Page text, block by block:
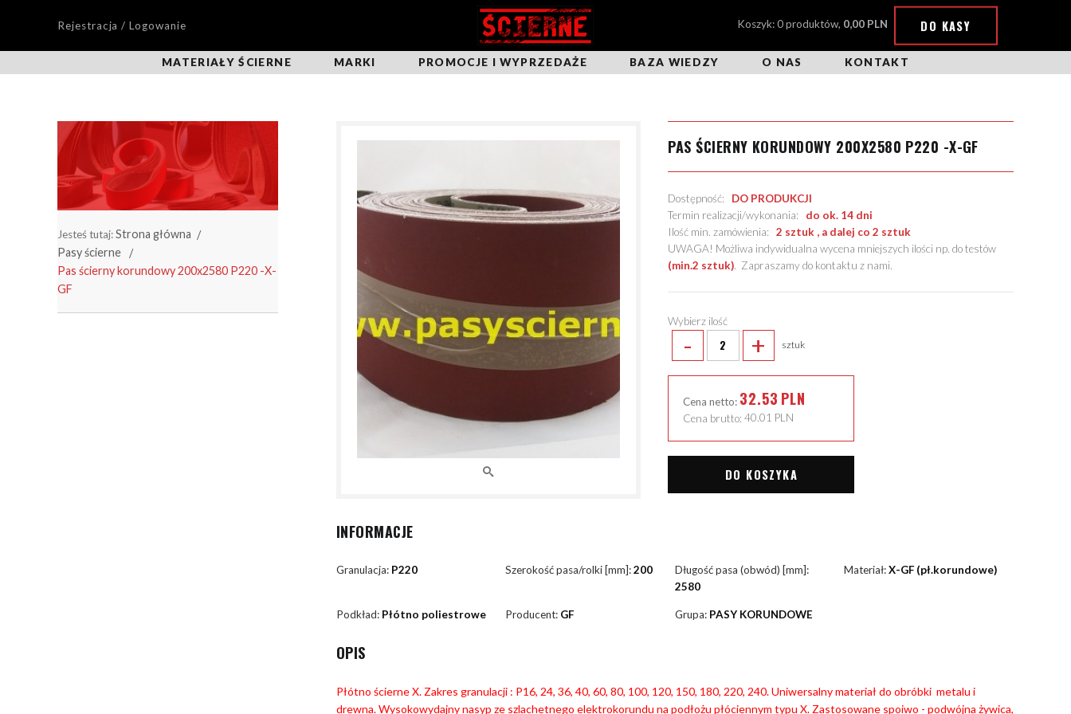
Rejestracja / Logowanie Koszyk: 0 produktów, 0,00 PLN DO KASY
MATERIAŁY ŚCIERNE MARKI PROMOCJE I WYPRZEDAŻE BAZA WIEDZY O NAS KONTAKT
Jesteś tutaj:Strona główna
Pasy ścierne
Pas ścierny korundowy 200x2580 P220 -X-
GF
PAS ŚCIERNY KORUNDOWY 200X2580 P220 -X-GF
Dostępność: DO PRODUKCJI
Termin realizacji/wykonania: do ok. 14 dni
Ilość min. zamówienia:2 sztuk , a dalej co 2 sztuk
UWAGA! Możliwa indywidualna wycena mniejszych ilości np. do testów
(min.2 sztuk). Zapraszamy do kontaktu z nami.
Wybierz ilość
- + sztuk
Cena netto: 32.53 PLN
Cena brutto:40.01 PLN
DO KOSZYKA
INFORMACJE
Granulacja: P220 Szerokość pasa/rolki [mm]:200
Długość pasa (obwód) [mm]:
2580
Materiał:X-GF (pł.korundowe)
Podkład: Płótno poliestrowe Producent: GF Grupa: PASY KORUNDOWE
OPIS
Płótno ścierne X. Zakres granulacji : P16, 24, 36, 40, 60, 80, 100, 120, 150, 180, 220, 240. Uniwersalny materiał do obróbki metalu i
drewna. Wysokowydajny nasyp ze szlachetnego elektrokorundu na podłożu płóciennym typu X. Zastosowane spoiwo - podwójna żywica,